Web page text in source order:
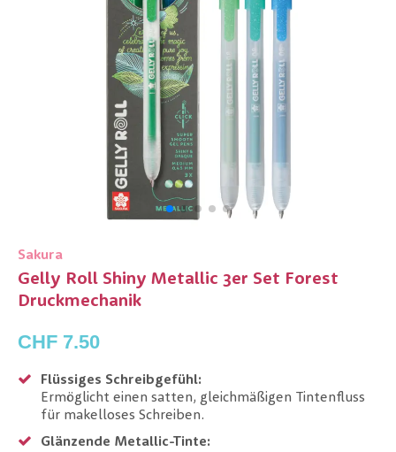
Sakura
Gelly Roll Shiny Metallic 3er Set Forest
Druckmechanik
CHF 7.50
Flüssiges Schreibgefühl:
Ermöglicht einen satten, gleichmäßigen Tintenfluss
für makelloses Schreiben.
Glänzende Metallic-Tinte: